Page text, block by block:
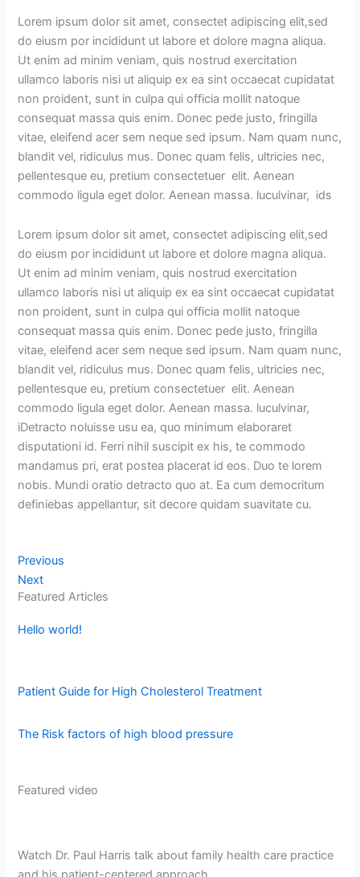
Lorem ipsum dolor sit amet, consectet adipiscing elit,sed
do eiusm por incididunt ut labore et dolore magna aliqua.
Ut enim ad minim veniam, quis nostrud exercitation
ullamco laboris nisi ut aliquip ex ea sint occaecat cupidatat
non proident, sunt in culpa qui officia mollit natoque
consequat massa quis enim. Donec pede justo, fringilla
vitae, eleifend acer sem neque sed ipsum. Nam quam nunc,
blandit vel, ridiculus mus. Donec quam felis, ultricies nec,
pellentesque eu, pretium consectetuer elit. Aenean
commodo ligula eget dolor. Aenean massa. luculvinar, ids
Lorem ipsum dolor sit amet, consectet adipiscing elit,sed
do eiusm por incididunt ut labore et dolore magna aliqua.
Ut enim ad minim veniam, quis nostrud exercitation
ullamco laboris nisi ut aliquip ex ea sint occaecat cupidatat
non proident, sunt in culpa qui officia mollit natoque
consequat massa quis enim. Donec pede justo, fringilla
vitae, eleifend acer sem neque sed ipsum. Nam quam nunc,
blandit vel, ridiculus mus. Donec quam felis, ultricies nec,
pellentesque eu, pretium consectetuer elit. Aenean
commodo ligula eget dolor. Aenean massa. luculvinar,
iDetracto noluisse usu ea, quo minimum elaboraret
disputationi id. Ferri nihil suscipit ex his, te commodo
mandamus pri, erat postea placerat id eos. Duo te lorem
nobis. Mundi oratio detracto quo at. Ea cum democritum
definiebas appellantur, sit decore quidam suavitate cu.
Previous
Next
Featured Articles
Hello world!
Patient Guide for High Cholesterol Treatment
The Risk factors of high blood pressure
Featured video
Watch Dr. Paul Harris talk about family health care practice